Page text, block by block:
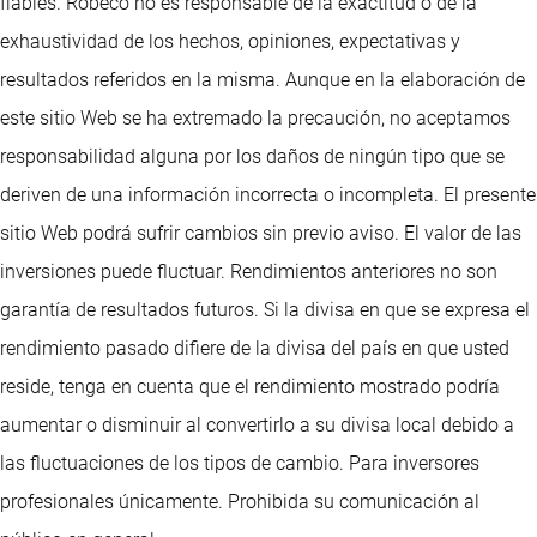
exhaustividad de los hechos, opiniones, expectativas y
resultados referidos en la misma. Aunque en la elaboración de
este sitio Web se ha extremado la precaución, no aceptamos
responsabilidad alguna por los daños de ningún tipo que se
deriven de una información incorrecta o incompleta. El presente
sitio Web podrá sufrir cambios sin previo aviso. El valor de las
inversiones puede fluctuar. Rendimientos anteriores no son
garantía de resultados futuros. Si la divisa en que se expresa el
rendimiento pasado difiere de la divisa del país en que usted
reside, tenga en cuenta que el rendimiento mostrado podría
aumentar o disminuir al convertirlo a su divisa local debido a
las fluctuaciones de los tipos de cambio. Para inversores
profesionales únicamente. Prohibida su comunicación al